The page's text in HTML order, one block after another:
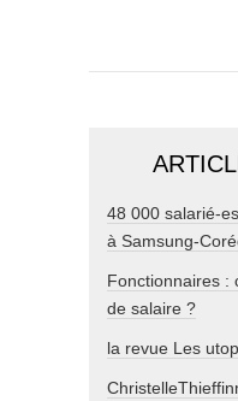
48 000 salarié-
à Samsung-
Fonctionnaires :
de salaire ?
la revue Les